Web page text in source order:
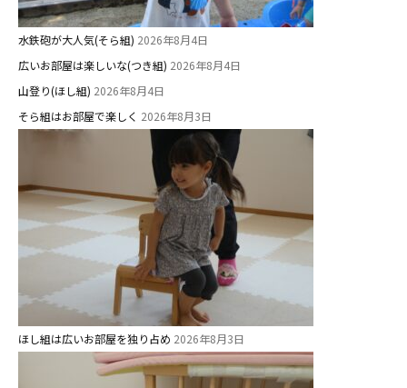
水鉄砲が大人気(そら組) 2026年8月4日
広いお部屋は楽しいな(つき組) 2026年8月4日
山登り(ほし組) 2026年8月4日
そら組はお部屋で楽しく 2026年8月3日
ほし組は広いお部屋を独り占め 2026年8月3日